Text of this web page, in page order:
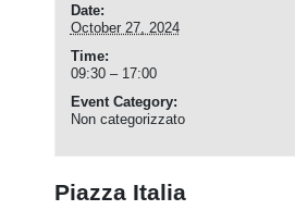
Date:
October 27, 2024
Time:
09:30 – 17:00
Event Category:
Non categorizzato
Piazza Italia